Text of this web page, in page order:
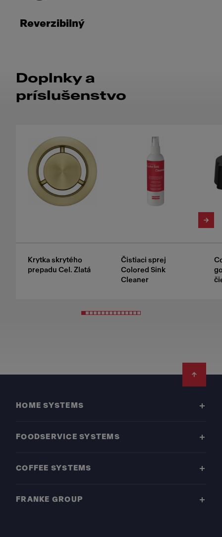
Reverzibilný
Doplnky a
príslušenstvo
Krytka skrytého
prepadu Cel. Zlatá
Čistiaci sprej
Colored Sink
Cleaner
HOME SYSTEMS
FOODSERVICE SYSTEMS
COFFEE SYSTEMS
FRANKE GROUP